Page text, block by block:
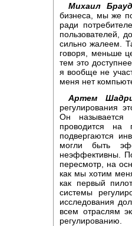
Михаил
бизнеса, мы же
ради
пользователей,
сильно жалеем.
говоря, меньше
тем это
я вообще не
меня нет
Артем
регулирования
Он называется
проводится на
подвергаются
могли быть
неэффективны.
пересмотр, на
как мы хотим
как первый
системы
исследования
всем отраслям
регулированию.